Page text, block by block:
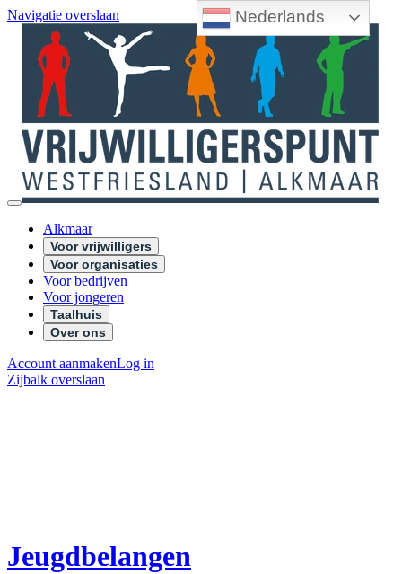
Nederlands
Navigatie overslaan
Alkmaar
Voor vrijwilligers
Voor organisaties
Voor bedrijven
Voor jongeren
Taalhuis
Over ons
Account aanmakenLog in
Zijbalk overslaan
Jeugdbelangen